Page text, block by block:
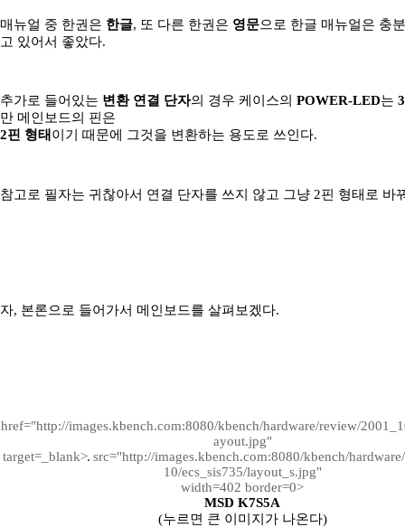
매뉴얼 중 한권은 한글, 또 다른 한권은 영문으로 한글 매뉴얼은 충
고 있어서 좋았다.
추가로 들어있는 변환 연결 단자의 경우 케이스의 POWER-LED는
만 메인보드의 핀은
2핀 형태 이기 때문에 그것을 변환하는 용도로 쓰인다.
참고로 필자는 귀찮아서 연결 단자를 쓰지 않고 그냥 2핀 형태로 바
자, 본론으로 들어가서 메인보드를 살펴보겠다.
href="http://images.kbench.com:8080/kbench/hardware/review/
ayout.jpg"
target=_blank>src="http://images.kbench.com:8080/kbench/
10/ecs_sis735/layout_s.jpg"
width=402 border=0>
MSD K7S5A
(누르면 큰 이미지가 나온다)